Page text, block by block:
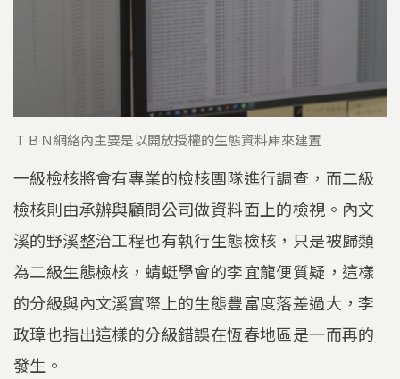
ＴＢＮ網絡內主要是以開放授權的生態資料庫來建置
一級檢核將會有專業的檢核團隊進行調查，而二級
檢核則由承辦與顧問公司做資料面上的檢視。內文
溪的野溪整治工程也有執行生態檢核，只是被歸類
為二級生態檢核，蜻蜓學會的李宜龍便質疑，這樣
的分級與內文溪實際上的生態豐富度落差過大，李
政璋也指出這樣的分級錯誤在恆春地區是一而再的
發生。